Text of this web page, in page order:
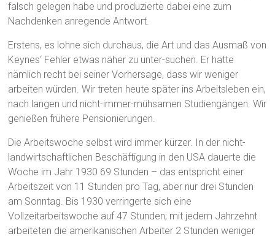
falsch gelegen habe und produzierte dabei eine zum
Nachdenken anregende Antwort.
Erstens, es lohne sich durchaus, die Art und das Ausmaß von
Keynes‘ Fehler etwas näher zu unter-suchen. Er hatte
nämlich recht bei seiner Vorhersage, dass wir weniger
arbeiten würden. Wir treten heute später ins Arbeitsleben ein,
nach langen und nicht-immer-mühsamen Studiengängen. Wir
genießen frühere Pensionierungen.
Die Arbeitswoche selbst wird immer kürzer. In der nicht-
landwirtschaftlichen Beschäftigung in den USA dauerte die
Woche im Jahr 1930 69 Stunden – das entspricht einer
Arbeitszeit von 11 Stunden pro Tag, aber nur drei Stunden
am Sonntag. Bis 1930 verringerte sich eine
Vollzeitarbeitswoche auf 47 Stunden; mit jedem Jahrzehnt
arbeiteten die amerikanischen Arbeiter 2 Stunden weniger